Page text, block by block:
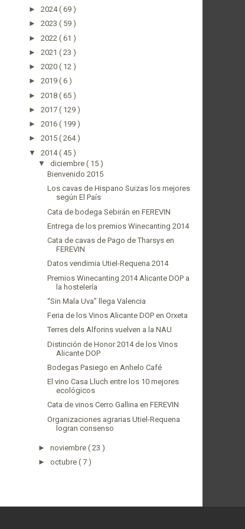
► 2024( 69 )
► 2023 ( 59 )
► 2022 ( 61 )
► 2021 ( 23 )
► 2020 ( 12 )
► 2019 ( 6 )
► 2018 ( 65 )
► 2017 ( 129 )
► 2016 ( 199 )
► 2015 ( 264 )
▼ 2014( 45 )
▼ diciembre ( 15 )
Bienvenido 2015
Los cavas de Hispano Suizas los mejores
según El País
Cata de bodega Sebirán en FEREVIN
Entrega de los premios Winecanting 2014
Cata de cavas de Pago de Tharsys en
FEREVIN
Datos vendimia Utiel-Requena 2014
Premios Winecanting 2014 Alicante DOP a
la hostelería
“Sin Mala Uva” llega Valencia
Feria de los Vinos Alicante DOP en Orxeta
Terres dels Alforins vuelven a la NAU
Distinción de Honor 2014 de los Vinos
Alicante DOP
Bodegas Pasiego en Anhelo Café
El vino Casa Lluch entre los 10 mejores
ecológicos
Cata de vinos Cerro Gallina en FEREVIN
Organizaciones agrarias Utiel-Requena
logran consenso
► noviembre ( 23 )
► octubre ( 7 )